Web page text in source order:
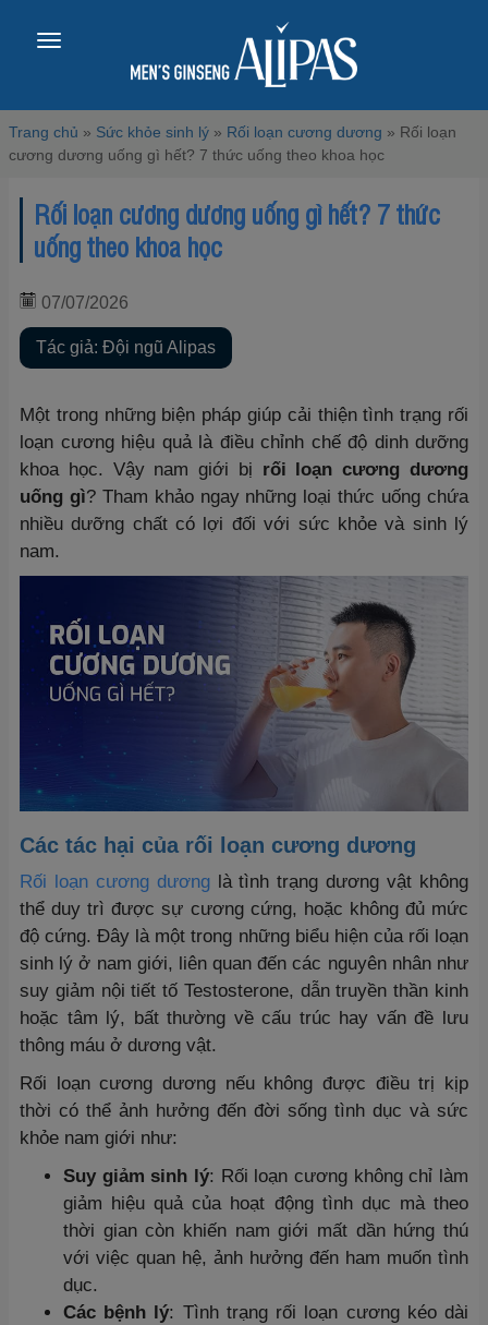
Toggle
Trang chủ » Sức khỏe sinh lý » Rối loạn cương dương » Rối loạn
cương dương uống gì hết? 7 thức uống theo khoa học
Rối loạn cương dương uống gì hết? 7 thức
uống theo khoa học
07/07/2026
Tác giả: Đội ngũ Alipas
Một trong những biện pháp giúp cải thiện tình trạng rối
loạn cương hiệu quả là điều chỉnh chế độ dinh dưỡng
khoa học. Vậy nam giới bị rối loạn cương dương
uống gì? Tham khảo ngay những loại thức uống chứa
nhiều dưỡng chất có lợi đối với sức khỏe và sinh lý
nam.
Các tác hại của rối loạn cương dương
Rối loạn cương dươnglà tình trạng dương vật không
thể duy trì được sự cương cứng, hoặc không đủ mức
độ cứng. Đây là một trong những biểu hiện của rối loạn
sinh lý ở nam giới, liên quan đến các nguyên nhân như
suy giảm nội tiết tố Testosterone, dẫn truyền thần kinh
hoặc tâm lý, bất thường về cấu trúc hay vấn đề lưu
thông máu ở dương vật.
Rối loạn cương dương nếu không được điều trị kịp
thời có thể ảnh hưởng đến đời sống tình dục và sức
khỏe nam giới như:
Suy giảm sinh lý: Rối loạn cương không chỉ làm
giảm hiệu quả của hoạt động tình dục mà theo
thời gian còn khiến nam giới mất dần hứng thú
với việc quan hệ, ảnh hưởng đến ham muốn tình
dục.
Các bệnh lý: Tình trạng rối loạn cương kéo dài